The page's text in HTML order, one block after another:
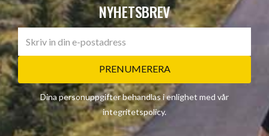
NYHETSBREV
PRENUMERERA
Dina personuppgifter behandlas i enlighet med vår
integritetspolicy.